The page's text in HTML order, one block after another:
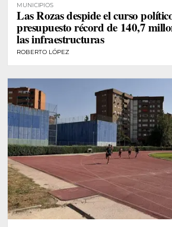
MUNICIPIOS
Las Rozas despide el curso
presupuesto récord de 140,7
las infraestructuras
ROBERTO LÓPEZ